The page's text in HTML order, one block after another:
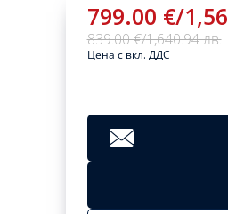
799.00 €/
839.00 €/1,640.94 лв.
Цена с вкл. ДДС